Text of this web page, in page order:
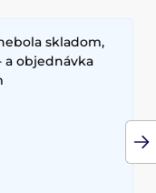
skladom,
objednávka